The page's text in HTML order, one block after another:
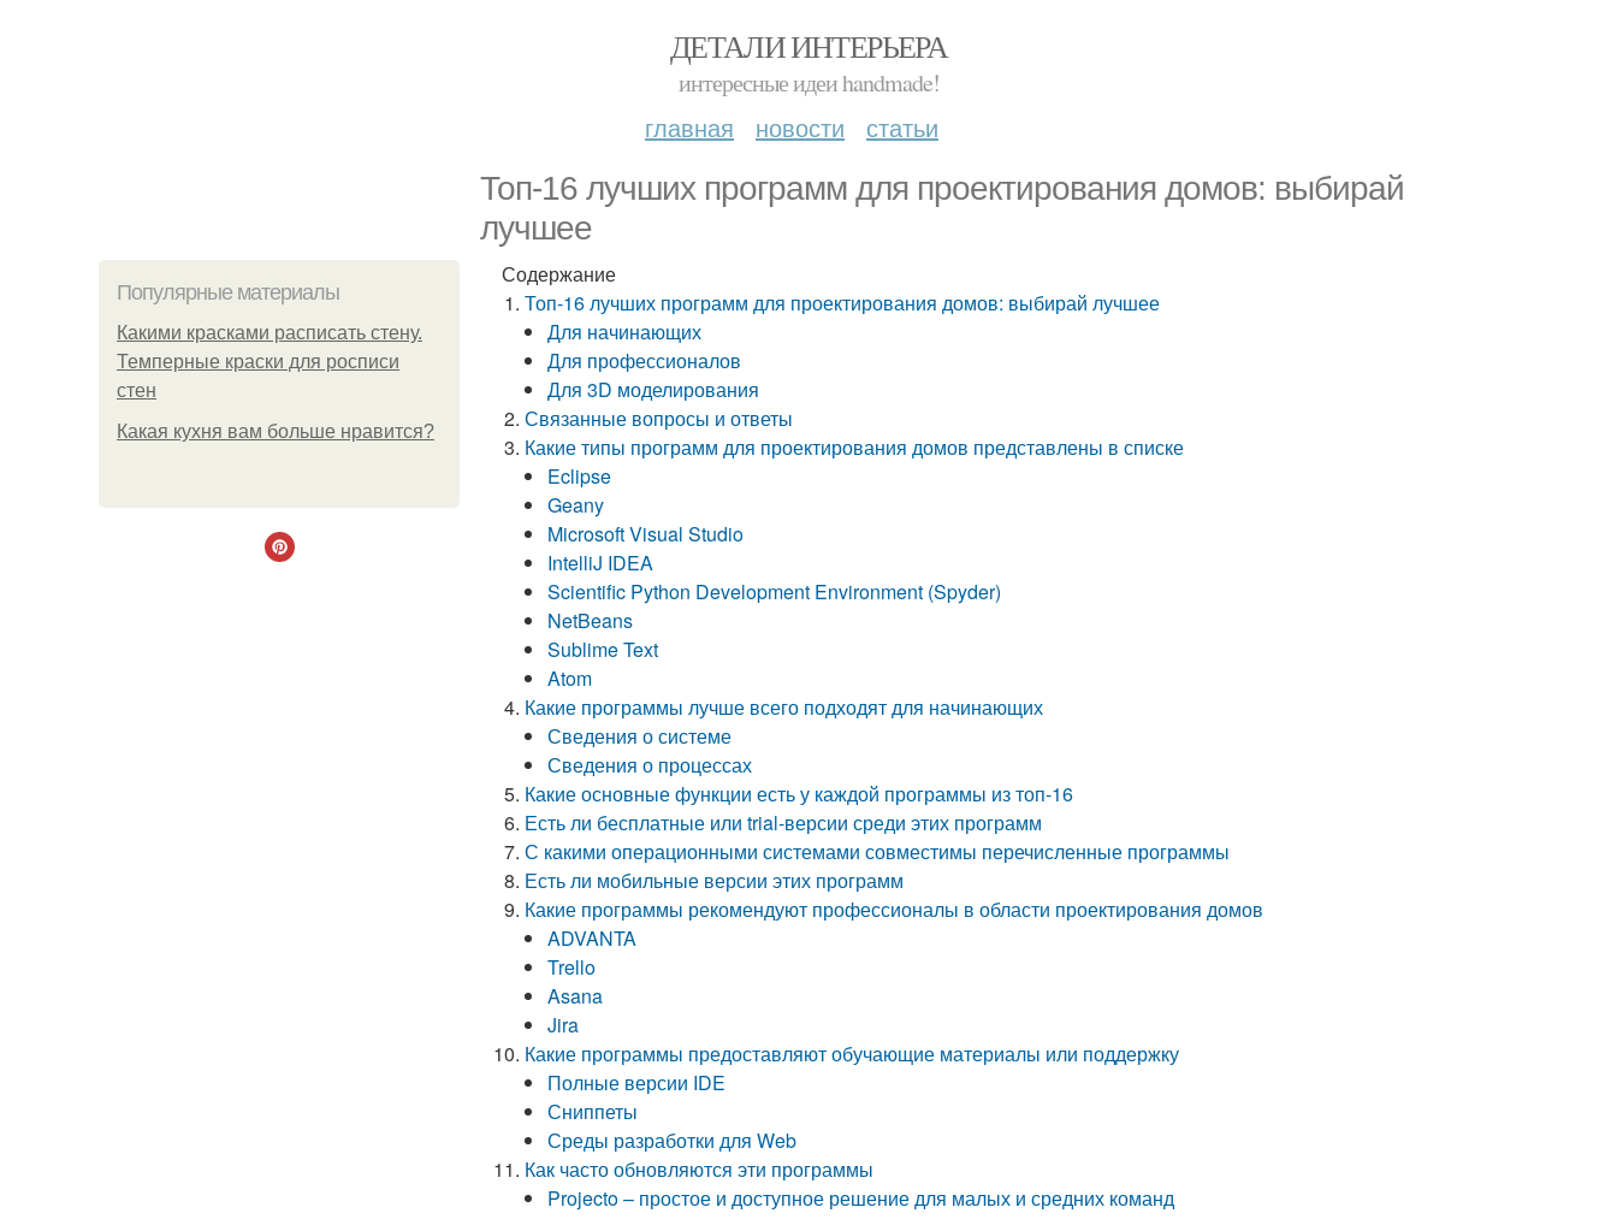
ДЕТАЛИ ИНТЕРЬЕРА
интересные идеи handmade!
главная новости статьи
Топ-16 лучших программ для проектирования домов: выбирай
лучшее
Популярные материалы
Какими красками расписать стену.
Темперные краски для росписи
стен
Какая кухня вам больше нравится?
Содержание
Топ-16 лучших программ для проектирования домов: выбирай лучшее
Для начинающих
Для профессионалов
Для 3D моделирования
Связанные вопросы и ответы
Какие типы программ для проектирования домов представлены в списке
Eclipse
Geany
Microsoft Visual Studio
IntelliJ IDEA
Scientific Python Development Environment (Spyder)
NetBeans
Sublime Text
Atom
Какие программы лучше всего подходят для начинающих
Сведения о системе
Сведения о процессах
Какие основные функции есть у каждой программы из топ-16
Есть ли бесплатные или trial-версии среди этих программ
С какими операционными системами совместимы перечисленные программы
Есть ли мобильные версии этих программ
Какие программы рекомендуют профессионалы в области проектирования домов
ADVANTA
Trello
Asana
Jira
Какие программы предоставляют обучающие материалы или поддержку
Полные версии IDE
Сниппеты
Среды разработки для Web
Как часто обновляются эти программы
Projecto – простое и доступное решение для малых и средних команд